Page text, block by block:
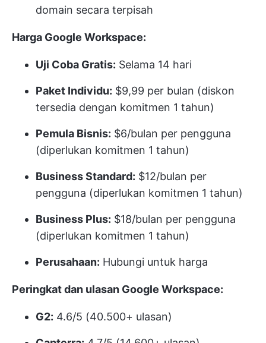
domain secara terpisah
Harga Google Workspace:
Uji Coba Gratis: Selama 14 hari
Paket Individu: $9,99 per bulan (diskon
tersedia dengan komitmen 1 tahun)
Pemula Bisnis: $6/bulan per pengguna
(diperlukan komitmen 1 tahun)
Business Standard: $12/bulan per
pengguna (diperlukan komitmen 1 tahun)
Business Plus: $18/bulan per pengguna
(diperlukan komitmen 1 tahun)
Perusahaan: Hubungi untuk harga
Peringkat dan ulasan Google Workspace:
G2: 4.6/5 (40.500+ ulasan)